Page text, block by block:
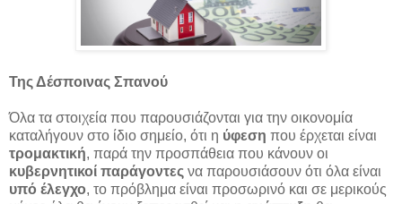
Της Δέσποινας Σπανού
Όλα τα στοιχεία που παρουσιάζονται για την οικονομία
καταλήγουν στο ίδιο σημείο, ότι η ύφεση που έρχεται είναι
τρομακτική, παρά την προσπάθεια που κάνουν οι
κυβερνητικοί παράγοντες να παρουσιάσουν ότι όλα είναι
υπό έλεγχο, το πρόβλημα είναι προσωρινό και σε μερικούς